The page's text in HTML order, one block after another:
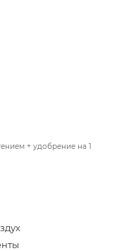
+ удобрение на 1